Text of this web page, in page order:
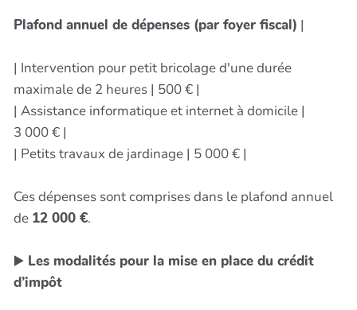
Plafond annuel de dépenses (par foyer fiscal) |
| Intervention pour petit bricolage d'une durée
maximale de 2 heures | 500 € |
| Assistance informatique et internet à domicile |
3 000 € |
| Petits travaux de jardinage | 5 000 € |
Ces dépenses sont comprises dans le plafond annuel
de 12 000 €.
▶️ Les modalités pour la mise en place du crédit
d’impôt